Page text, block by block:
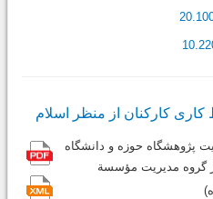
کارکنان از منظر اسلام
پژوهشگاه حوزه و دانشگاه
گروه مدیریت مؤسسة